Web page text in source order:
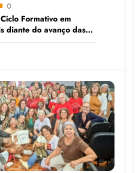
0
Formativo em
diante do avanço das